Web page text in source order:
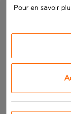
Pour en savoir